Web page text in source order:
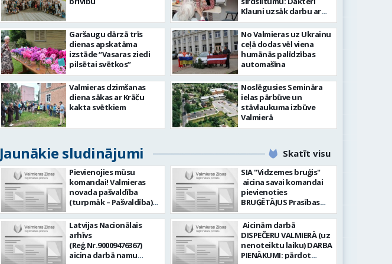
centram – kā attīstīsies “Kurtuve”
Garšaugu dārzā trīs
dienas apskatāma
izstāde “Vasaras ziedi
pilsētai svētkos”
Valmieras dzimšanas
diena sākas ar Krāču
kakta svētkiem
Klauni uzsāk darbu ar
senioriem Vidzemes
slimnīcā
No Valmieras uz Ukrainu
ceļā dodas vēl viena
humānās palīdzības
automašīna
Noslēgusies Semināra
ielas pārbūve un
stāvlaukuma izbūve
Valmierā
Jaunākie sludinājumi Skatīt visu
Pievienojies mūsu
komandai! Valmieras
novada pašvaldība
(turpmāk – Pašvaldība)
aicina darbā
Informācijas tehnoloģiju
centra (ITC) informācijas
tehnoloģiju
administratoru/-i (uz
Latvijas Nacionālais
arhīvs
(Reģ.Nr.90009476367)
aicina darbā namu
SIA "Vidzemes bruģis"
aicina savai komandai
pievienoties
BRUĢĒTĀJUS Prasības
pretendentiem: Vēlme
strādāt - augsta
atbildības sajūta pret
darbu, precizitāte;
Pieredze bruģēšanā vai
Aicinām darbā
DISPEČERU VALMIERĀ (uz
nenoteiktu laiku) DARBA
PIENĀKUMI: pārdot